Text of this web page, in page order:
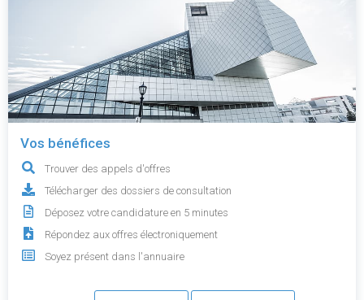
Vos bénéfices
Trouver des appels d'offres
Télécharger des dossiers de consultation
Déposez votre candidature en 5 minutes
Répondez aux offres électroniquement
Soyez présent dans l'annuaire